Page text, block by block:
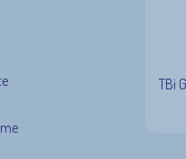
TBi